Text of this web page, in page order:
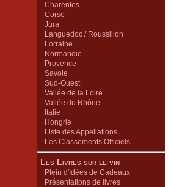
Charentes
Corse
Jura
Languedoc / Roussillon
Lorraine
Normandie
Provence
Savoie
Sud-Ouest
Vallée de la Loire
Vallée du Rhône
Italie
Hongrie
Liste des Appellations
Les Classements Officiels
Les Livres sur le vin
Plein d'Idées de Cadeaux
Présentations de livres